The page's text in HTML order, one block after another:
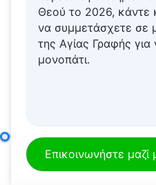
Θεού το 2026, κάντε
να συμμετάσχετε σε
της Αγίας Γραφής για
μονοπάτι.
Επικοινωνήστε